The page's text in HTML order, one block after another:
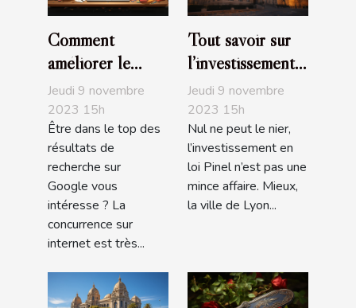
Comment
améliorer le
positionnement
de son site sur
Google ?
Jeudi 9 novembre
2023 15h
Être dans le top des
résultats de
recherche sur
Google vous
intéresse ? La
concurrence sur
internet est très...
Tout savoir sur
l’investissement
en loi Pinel à
Lyon
Jeudi 9 novembre
2023 15h
Nul ne peut le nier,
l’investissement en
loi Pinel n’est pas une
mince affaire. Mieux,
la ville de Lyon...